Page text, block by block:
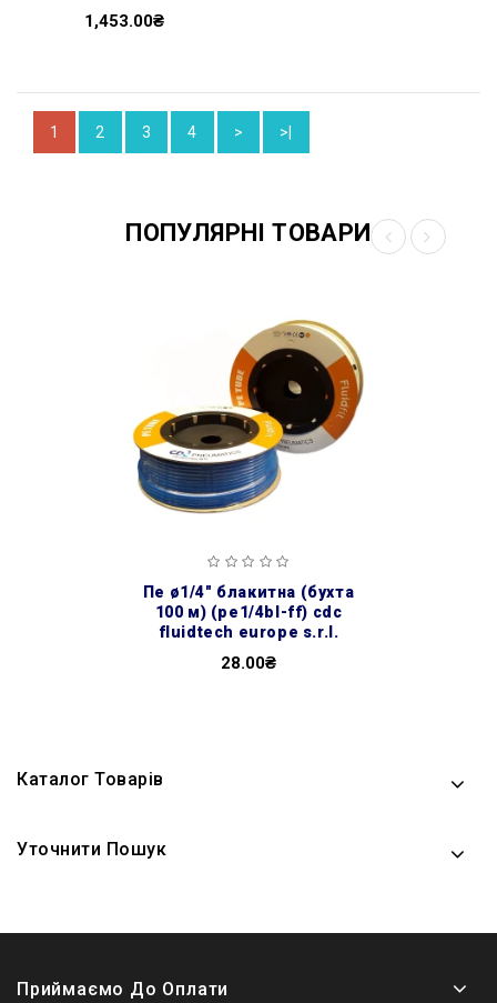
1,453.00₴
1 2 3 4 > >|
ПОПУЛЯРНІ ТОВАРИ
пе ø1/4″ блакитна (бухта
100 м) (pe1/4bl-ff) cdc
fluidtech europe s.r.l.
28.00₴
Каталог Товарів
Уточнити Пошук
Приймаємо До Оплати